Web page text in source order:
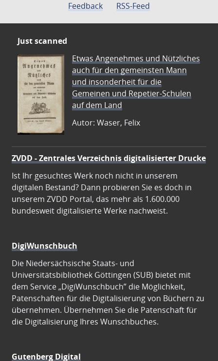
Feedback
RSS-Feed
Just scanned
Etwas Angenehmes und Nützliches
auch für den gemeinsten Mann
und insonderheit für die
Gemeinen und Repetier-Schulen
auf dem Land
Autor: Waser, Felix
ZVDD - Zentrales Verzeichnis digitalisierter Drucke
Ist Ihr gesuchtes Werk noch nicht in unserem
digitalen Bestand? Dann probieren Sie es doch in
unserem ZVDD Portal, das mehr als 1.600.000
bundesweit digitalisierte Werke nachweist.
DigiWunschbuch
Die Niedersächsische Staats- und
Universitätsbibliothek Göttingen (SUB) bietet mit
dem Service „DigiWunschbuch” die Möglichkeit,
Patenschaften für die Digitalisierung von Büchern zu
übernehmen. Übernehmen Sie die Patenschaft für
die Digitalisierung Ihres Wunschbuches.
Gutenberg Digital